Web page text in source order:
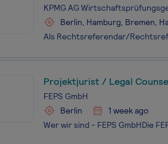
KPMG AG
Berlin, Hamburg, Bremen,
Projektjurist / Legal
FEPS GmbH
Berlin
1 week ago